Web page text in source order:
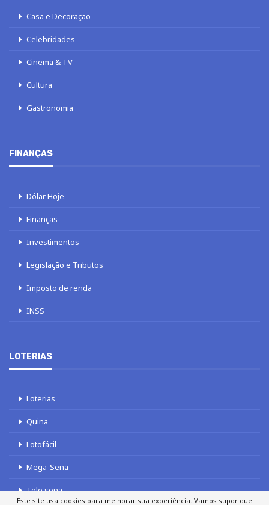
Casa e Decoração
Celebridades
Cinema & TV
Cultura
Gastronomia
FINANÇAS
Dólar Hoje
Finanças
Investimentos
Legislação e Tributos
Imposto de renda
INSS
LOTERIAS
Loterias
Quina
Lotofácil
Mega-Sena
Tele sena
Este site usa cookies para melhorar sua experiência. Vamos supor que